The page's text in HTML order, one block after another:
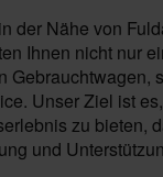
der Nähe von
Ihnen nicht nur
Gebrauchtwagen,
Unser Ziel ist
zu bieten,
und